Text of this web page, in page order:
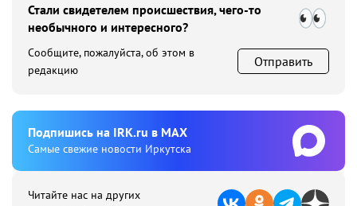
Стали свидетелем происшествия, чего-то
необычного и интересного?
Сообщите, пожалуйста, об этом в
редакцию
Отправить
Подпишиcь на IRK.ru в MAX
Cамые свежие новости Иркутска
Читайте нас на других